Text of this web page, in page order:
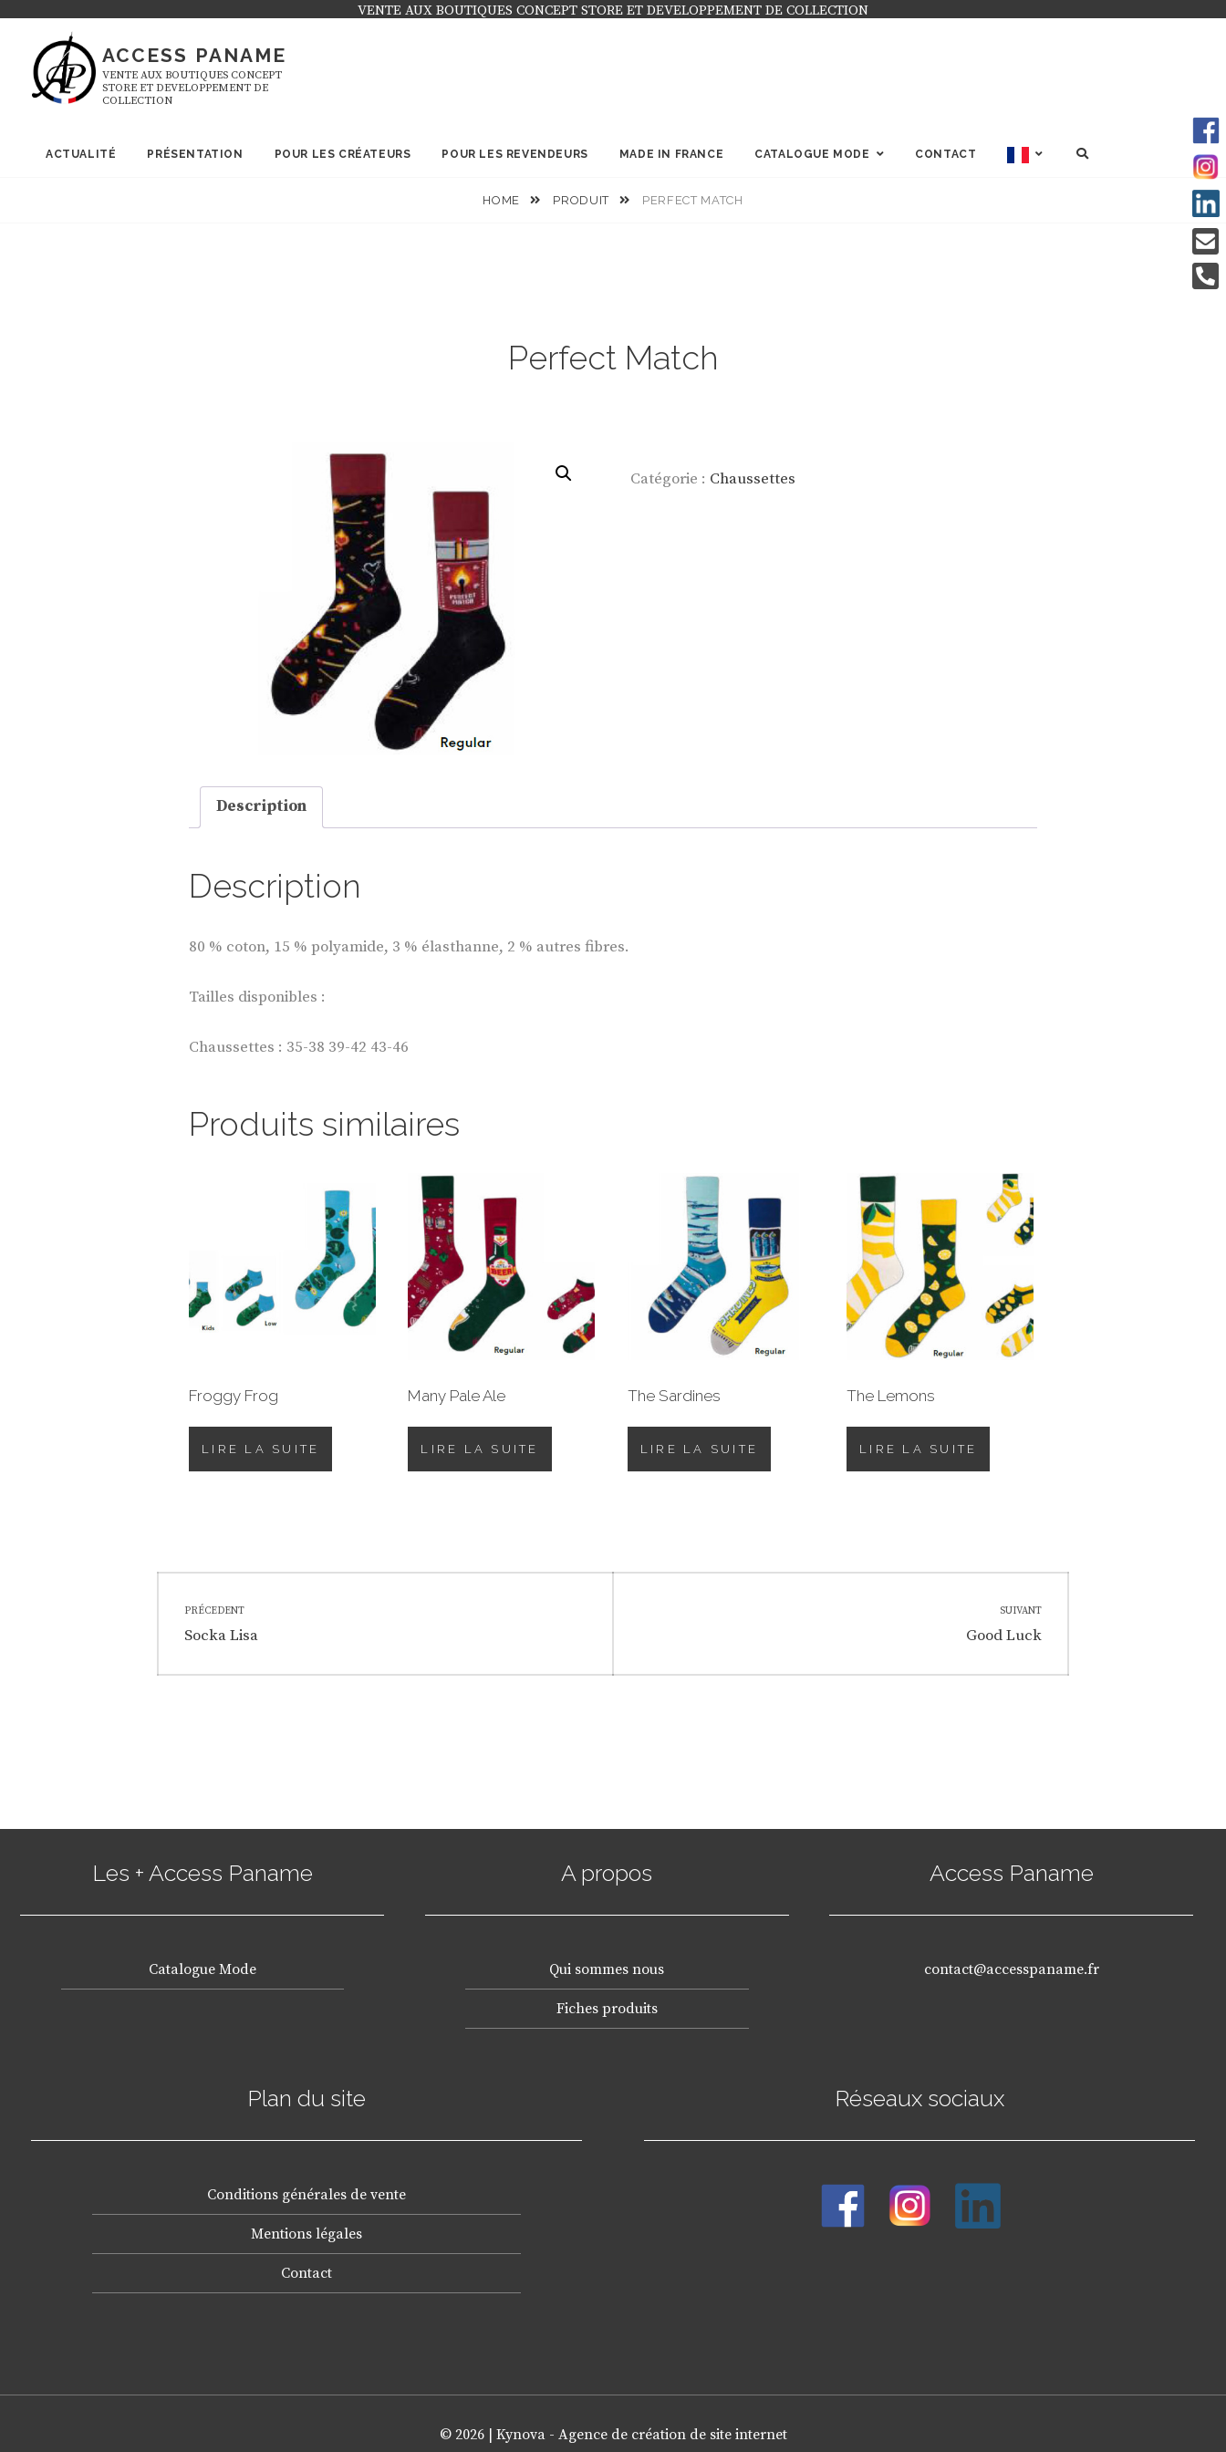
content
VENTE AUX BOUTIQUES CONCEPT STORE ET DEVELOPPEMENT DE COLLECTION
ACCESS PANAME
VENTE AUX BOUTIQUES CONCEPT
STORE ET DEVELOPPEMENT DE
COLLECTION
ACTUALITÉ PRÉSENTATION POUR LES CRÉATEURS POUR LES REVENDEURS MADE IN FRANCE CATALOGUE MODE CONTACT
HOME PRODUIT PERFECT MATCH
Perfect Match
Catégorie : Chaussettes
Description
Description
80 % coton, 15 % polyamide, 3 % élasthanne, 2 % autres fibres.
Tailles disponibles :
Chaussettes : 35-38 39-42 43-46
Produits similaires
Froggy Frog
LIRE LA SUITE
Many Pale Ale
LIRE LA SUITE
The Sardines
LIRE LA SUITE
The Lemons
LIRE LA SUITE
Navigation
de
PRÉCEDENT
Previous
Socka Lisa
SUIVANT
Next
Good Luck
Les + Access Paname
Catalogue Mode
A propos
Qui sommes nous
Fiches produits
Access Paname
contact@accesspaname.fr
Plan du site
Conditions générales de vente
Mentions légales
Contact
Réseaux sociaux
© 2026 | Kynova - Agence de création de site internet